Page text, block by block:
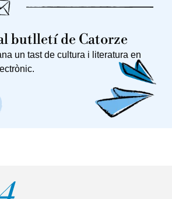
butlletí de Catorze
un tast de cultura i literatura en